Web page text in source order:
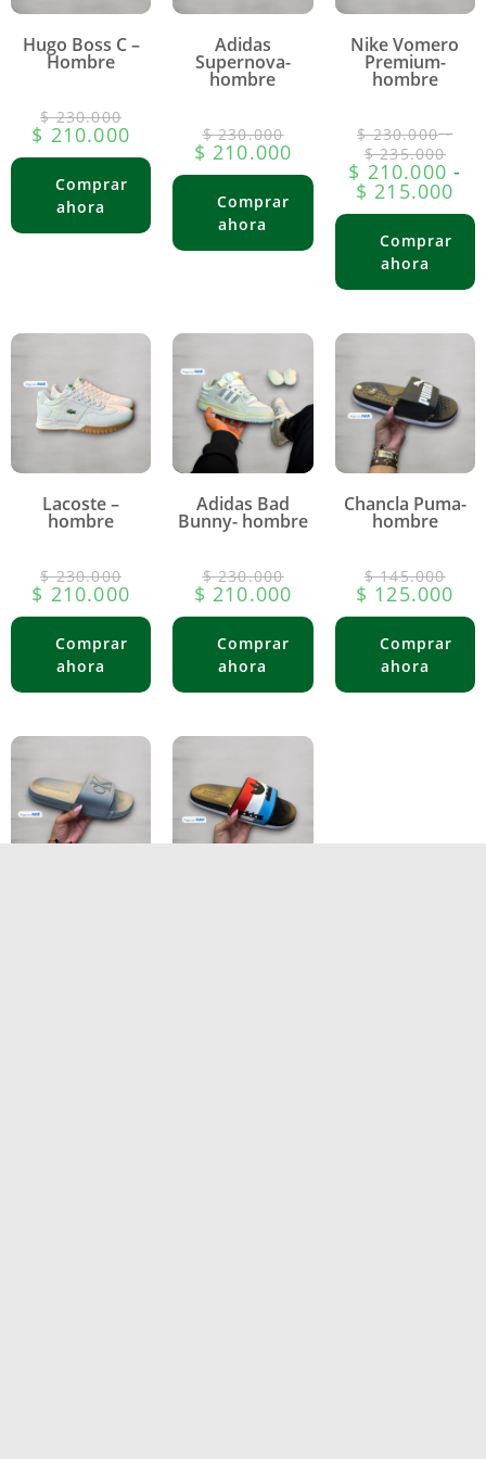
Hugo Boss C –
Hombre
$230.000
$ 210.000
Adidas
Supernova-
hombre
$230.000
$ 210.000
Nike Vomero
Premium-
hombre
$230.000 -
$235.000
$ 210.000 -
$ 215.000
Lacoste –
hombre
$230.000
$ 210.000
Adidas Bad
Bunny- hombre
$230.000
$ 210.000
Chancla Puma-
hombre
$145.000
$ 125.000